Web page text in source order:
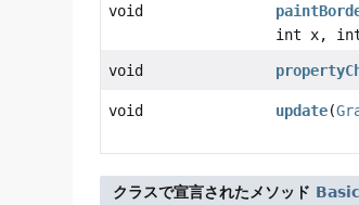
void
int x,
void
void update(
クラスで宣言されたメソッド